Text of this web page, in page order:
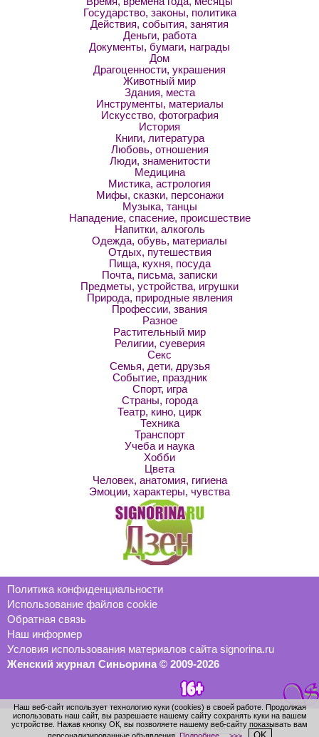
Государство, законы, политика
Действия, события, занятия
Деньги, работа
Документы, бумаги, награды
Дом
Драгоценности, украшения
Животный мир
Здания, места
Инструменты, материалы
Искусство, фотография
История
Книги, литература
Любовь, отношения
Люди, знаменитости
Медицина
Мистика, астрология
Мифы, сказки, персонажи
Музыка, танцы
Нападение, спасение, происшествие
Напитки, алкоголь
Одежда, обувь, материалы
Отдых, путешествия
Пища, кухня, посуда
Почта, письма, записки
Предметы, устройства, игрушки
Природа, природные явления
Профессии, звания
Разное
Растительный мир
Религии, суеверия
Секс
Семья, дети, друзья
Событие, праздник
Спорт, игра
Страны, города
Театр, кино, цирк
Техника
Транспорт
Учеба и наука
Хобби
Цвета
Человек, анатомия, гигиена
Эмоции, характеры, чувства
Политика конфиденциальности
Использование файлов cookie
Обратная связь
Наш информер
Условия использования материалов сайта signorina.ru
Женский журнал Синьорина © 2009-2026
Наш веб-сайт использует технологию куки (cookies) в своей работе. Продолжая
использовать наш сайт, вы разрешаете нашему сайту сохранять куки на вашем
устройстве. Нажав кнопку ОК, вы позволяете нашему веб-сайту показывать вам